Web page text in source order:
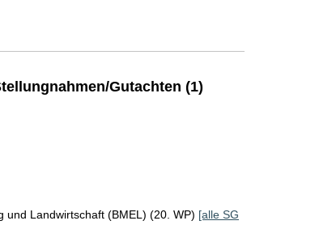
Gutachten (1)
und Landwirtschaft (BMEL) (20. WP) [alle SG